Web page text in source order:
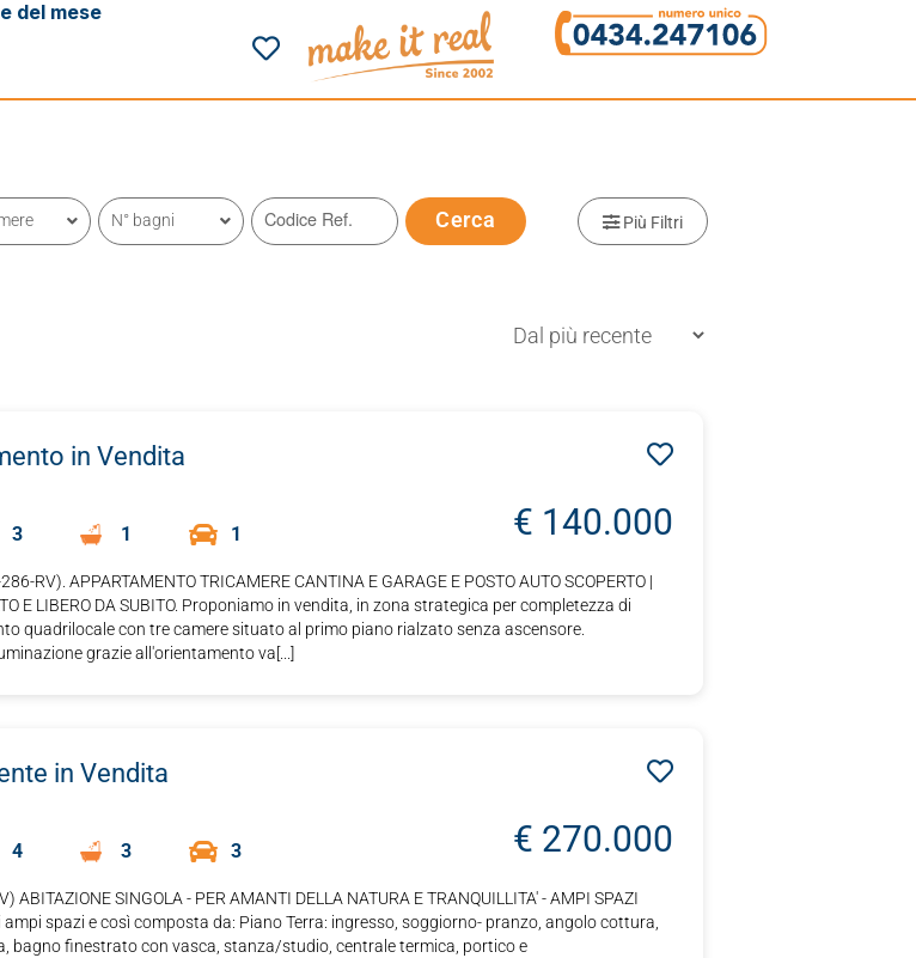
del mese
N° bagni Cerca Più Filtri
in Vendita
3 1 1 € 140.000
RV). APPARTAMENTO TRICAMERE CANTINA E GARAGE E POSTO AUTO SCOPERTO |
E LIBERO DA SUBITO. Proponiamo in vendita, in zona strategica per completezza di
quadrilocale con tre camere situato al primo piano rialzato senza ascensore.
grazie all'orientamento va[...]
in Vendita
4 3 3 € 270.000
ABITAZIONE SINGOLA - PER AMANTI DELLA NATURA E TRANQUILLITA' - AMPI SPAZI
spazi e così composta da: Piano Terra: ingresso, soggiorno- pranzo, angolo cottura,
bagno finestrato con vasca, stanza/studio, centrale termica, portico e